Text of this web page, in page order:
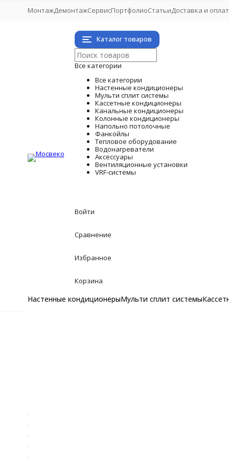
МонтажДемонтажСервисПортфолиоСтатьиДоставка и
Каталог товаров
Все категории
Все категории
Настенные кондиционеры
Мульти сплит системы
Кассетные кондиционеры
Канальные кондиционеры
Колонные кондиционеры
Напольно потолочные
Фанкойлы
Тепловое оборудование
Водонагреватели
Аксессуары
Вентиляционные установки
VRF-системы
Войти
Сравнение
Избранное
Корзина
Настенные кондиционерыМульти сплит системы